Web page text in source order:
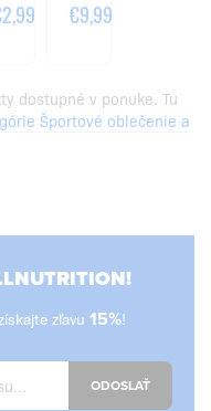
€9,99
dostupné v ponuke. Tu
Športové oblečenie a
zľavu 15%!
ODOSLAŤ